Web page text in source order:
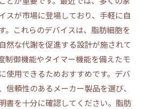
スが市場に登場しており、手軽に自
。これらのデバイスは、脂肪細胞を
然な代謝を促進する設計が施されて
制御機能やタイマー機能を備えたモ
使用できるためおすすめです。デバ
信頼性のあるメーカー製品を選び、
書を十分に確認してください。脂肪